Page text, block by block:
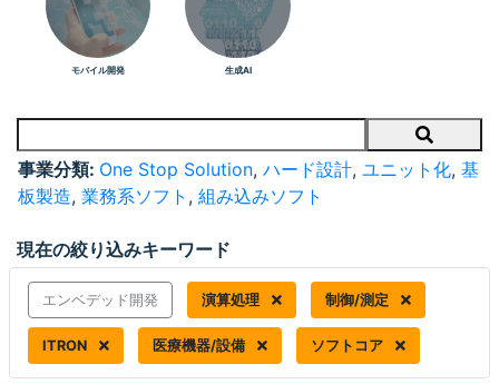
モバイル開発 生成AI
Search
事業分類: One Stop Solution, ハード設計, ユニット化, 基
板製造, 業務系ソフト , 組み込みソフト
現在の絞り込みキーワード
エンベデッド開発 演算処理 制御/測定
ITRON 医療機器/設備 ソフトコア